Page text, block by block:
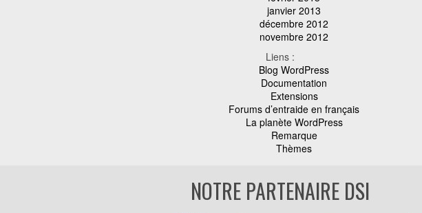
janvier 2013
décembre 2012
novembre 2012
Liens :
Blog WordPress
Documentation
Extensions
Forums d’entraide en français
La planète WordPress
Remarque
Thèmes
NOTRE PARTENAIRE DSI